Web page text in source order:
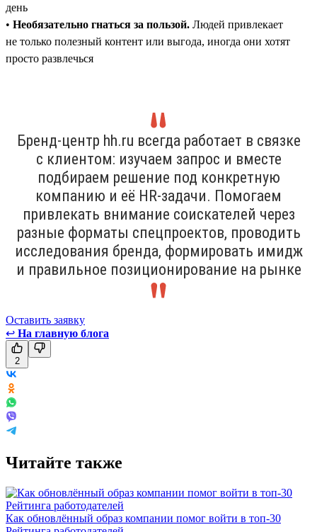
день
• Необязательно гнаться за пользой. Людей привлекает
не только полезный контент или выгода, иногда они хотят
просто развлечься
Бренд-центр hh.ru всегда работает в связке
с клиентом: изучаем запрос и вместе
подбираем решение под конкретную
компанию и её HR-задачи. Помогаем
привлекать внимание соискателей через
разные форматы спецпроектов, проводить
исследования бренда, формировать имидж
и правильное позиционирование на рынке
Оставить заявку
↩ На главную блога
2
Читайте также
Как обновлённый образ компании помог войти в топ-30